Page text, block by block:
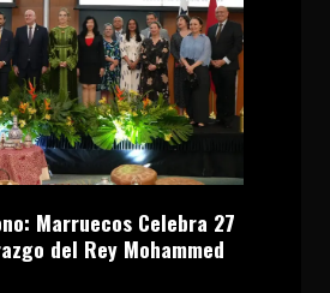
Marruecos Celebra 27
del Rey Mohammed